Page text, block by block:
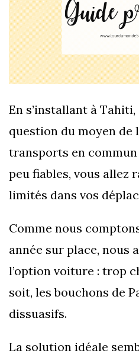
En s’installant à
question du moyen de
transports en
peu fiables, vous allez
limités dans vos
Comme nous
année sur place, nous
l’option voiture : trop
soit, les bouchons de
dissuasifs.
La solution idéale